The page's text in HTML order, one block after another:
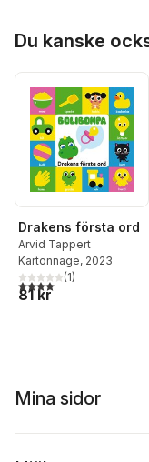
Du kanske
Drakens första ord
Arvid Tappert
Kartonnage, 2023
4,0utav 5 stjärnor. Totalt
(1)
81 kr
Mina sidor